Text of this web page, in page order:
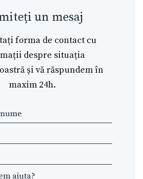
un mesaj
forma de contact cu
despre situația
și vă răspundem în
maxim 24h.